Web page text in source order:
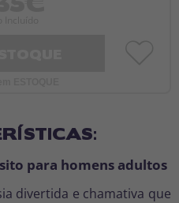
para homens adultos
divertida e chamativa que